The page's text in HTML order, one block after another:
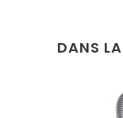
DANS